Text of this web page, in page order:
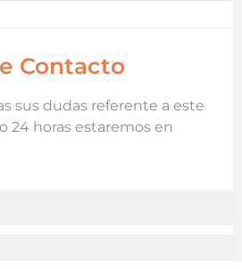
Contacto
sus dudas referente a este
24 horas estaremos en